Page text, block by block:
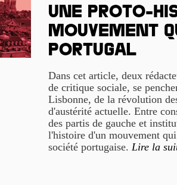
Une proto-
mouvement
Portugal
Dans cet article, deux
de critique sociale, se
Lisbonne, de la révolution
d'austérité actuelle. Entre
des partis de gauche et
l'histoire d'un mouvement
société portugaise. Lire la